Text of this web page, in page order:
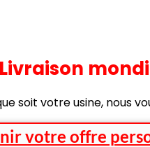
Livraison
soit votre usine, nous
votre offre